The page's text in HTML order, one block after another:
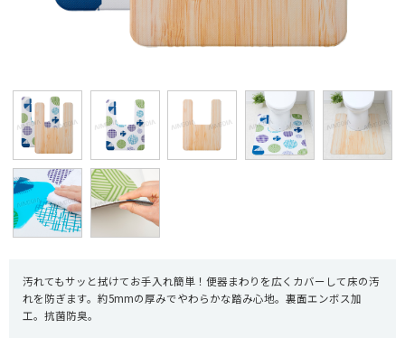
汚れてもサッと拭けてお手入れ簡単！便器まわりを広くカバーして床の汚
れを防ぎます。約5mmの厚みでやわらかな踏み心地。裏面エンボス加
工。抗菌防臭。